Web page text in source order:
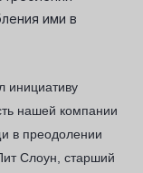
ими в
инициативу
нашей компании
в преодолении
Слоун, старший